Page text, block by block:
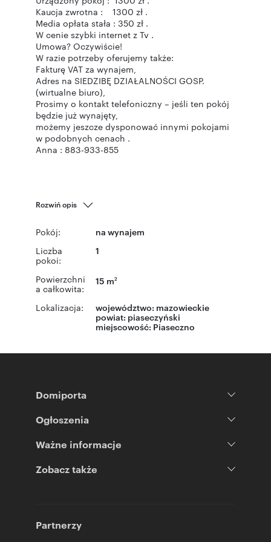
Kaucja zwrotna : 1300 zł .
Media opłata stała : 350 zł .
W cenie szybki internet z Tv .
Umowa? Oczywiście!
W razie potrzeby oferujemy także:
Fakturę VAT za wynajem,
Adres na SIEDZIBĘ DZIAŁALNOŚCI GOSP.
(wirtualne biuro),
Prosimy o kontakt telefoniczny – jeśli ten pokój
będzie już wynajęty,
możemy jeszcze dysponować innymi pokojami
w podobnych cenach .
Anna : 883-933-855
Rozwiń opis
Pokój: na wynajem
Liczba
pokoi:
1
Powierzchni
a całkowita:
15 m2
Lokalizacja: województwo: mazowieckie
powiat: piaseczyński
miejscowość: Piaseczno
Domiporta
Ogłoszenia
Ważne informacje
Zobacz także
Partnerzy